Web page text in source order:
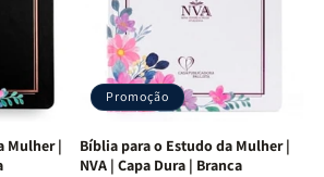
Mulher |
Promoção
Bíblia para o Estudo da Mulher |
NVA | Capa Dura | Branca